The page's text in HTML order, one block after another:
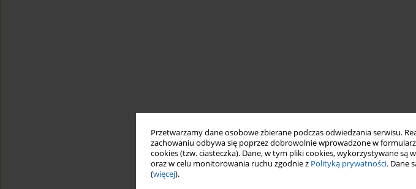
Przetwarzamy dane osobowe zbierane podczas odwiedzania serwisu.
zachowaniu odbywa się poprzez dobrowolnie wprowadzone w
cookies (tzw. ciasteczka). Dane, w tym pliki cookies, wykorzystywane są
oraz w celu monitorowania ruchu zgodnie z Polityką prywatności. Dane
(więcej).